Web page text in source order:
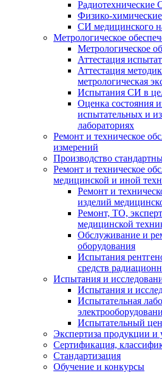
Радиотехнические
Физико-
СИ медицинского
Метрологическое
Метрологическое
Аттестация
Аттестация
метрологическая
Испытания СИ в
Оценка состояния
испытательных и
лабораториях
Ремонт и техническое
измерений
Производство
Ремонт и техническое
медицинской и иной
Ремонт и
изделий
Ремонт, ТО,
медицинской
Обслуживание и
оборудования
Испытания
средств
Испытания и
Испытания и
Испытательная
Испытательный
Экспертиза продукции и
Сертификация,
Стандартизация
Обучение и конкурсы